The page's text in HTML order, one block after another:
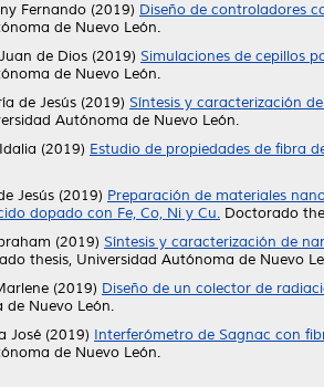
Fernando (2019) Diseño de controladores
de Nuevo León.
de Dios (2019) Simulaciones de cepillos
de Nuevo León.
de Jesús (2019) Síntesis y caracterización
Autónoma de Nuevo León.
(2019) Estudio de propiedades de fibra
Jesús (2019) Preparación de materiales
dopado con Fe, Co, Ni y Cu. Doctorado
(2019) Síntesis y caracterización de
thesis, Universidad Autónoma de Nuevo
(2019) Diseño de un colector de
de Nuevo León.
José (2019) Interferómetro de Sagnac con
de Nuevo León.